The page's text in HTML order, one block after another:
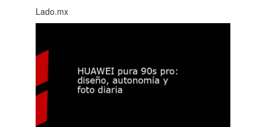
Lado.mx